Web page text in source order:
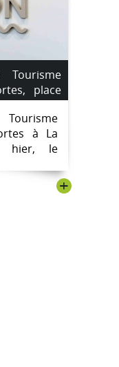
place
sur-Yon.
à La
hier, le
+